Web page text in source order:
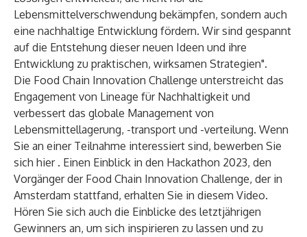
Lebensmittelverschwendung bekämpfen, sondern auch
eine nachhaltige Entwicklung fördern. Wir sind gespannt
auf die Entstehung dieser neuen Ideen und ihre
Entwicklung zu praktischen, wirksamen Strategien".
Die Food Chain Innovation Challenge unterstreicht das
Engagement von Lineage für Nachhaltigkeit und
verbessert das globale Management von
Lebensmittellagerung, -transport und -verteilung. Wenn
Sie an einer Teilnahme interessiert sind, bewerben Sie
sich hier . Einen Einblick in den Hackathon 2023, den
Vorgänger der Food Chain Innovation Challenge, der in
Amsterdam stattfand, erhalten Sie in diesem Video.
Hören Sie sich auch die Einblicke des letztjährigen
Gewinners an, um sich inspirieren zu lassen und zu